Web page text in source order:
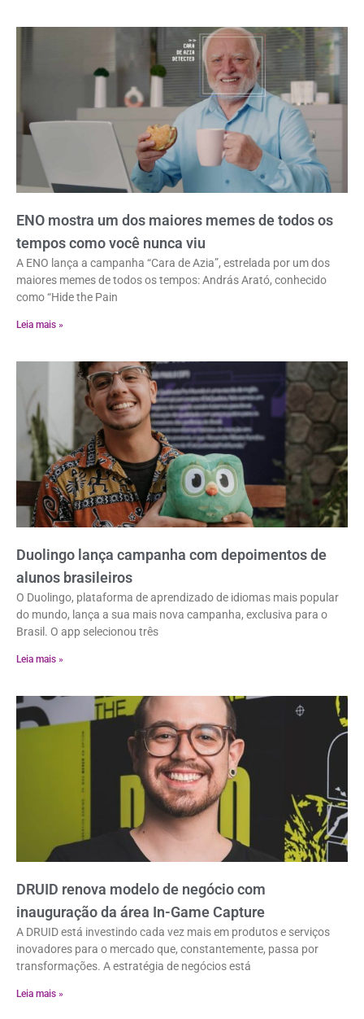
ENO mostra um dos maiores memes de todos os
tempos como você nunca viu
A ENO lança a campanha “Cara de Azia”, estrelada por um dos
maiores memes de todos os tempos: András Arató, conhecido
como “Hide the Pain
Leia mais »
Duolingo lança campanha com depoimentos de
alunos brasileiros
O Duolingo, plataforma de aprendizado de idiomas mais popular
do mundo, lança a sua mais nova campanha, exclusiva para o
Brasil. O app selecionou três
Leia mais »
DRUID renova modelo de negócio com
inauguração da área In-Game Capture
A DRUID está investindo cada vez mais em produtos e serviços
inovadores para o mercado que, constantemente, passa por
transformações. A estratégia de negócios está
Leia mais »